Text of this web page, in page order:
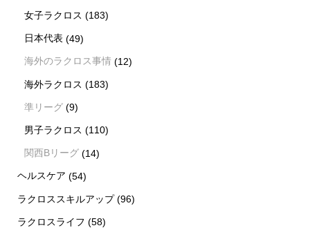
女子ラクロス (183)
日本代表 (49)
海外のラクロス事情 (12)
海外ラクロス (183)
準リーグ (9)
男子ラクロス (110)
関西Bリーグ (14)
ヘルスケア (54)
ラクロススキルアップ(96)
ラクロスライフ (58)